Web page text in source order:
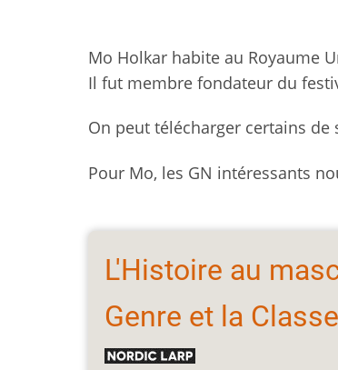
Mo Holkar habite au Royaume
Il fut membre fondateur du
On peut télécharger certains de
Pour Mo, les GN intéressants
L'Histoire au
Genre et la